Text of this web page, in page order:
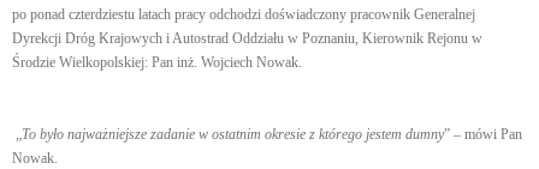
po ponad czterdziestu latach pracy odchodzi doświadczony pracownik Generalnej
Dyrekcji Dróg Krajowych i Autostrad Oddziału w Poznaniu, Kierownik Rejonu w
Środzie Wielkopolskiej: Pan inż. Wojciech Nowak.
„To było najważniejsze zadanie w ostatnim okresie z którego jestem dumny” – mówi Pan
Nowak.